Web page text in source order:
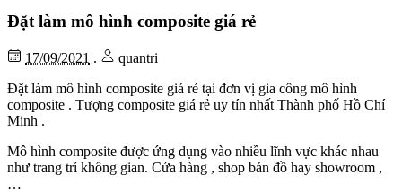
Đặt làm mô hình composite giá rẻ
17/09/2021 .
quantri
Đặt làm mô hình composite giá rẻ tại đơn vị gia công mô hình
composite . Tượng composite giá rẻ uy tín nhất Thành phố Hồ Chí
Minh .
Mô hình composite được ứng dụng vào nhiều lĩnh vực khác nhau
như trang trí không gian. Cửa hàng , shop bán đồ hay showroom ,
…